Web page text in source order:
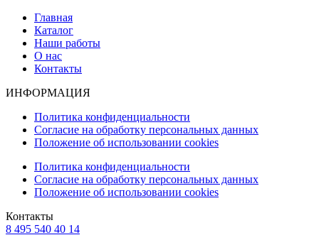
Главная
Каталог
Наши работы
О нас
Контакты
ИНФОРМАЦИЯ
Политика конфиденциальности
Согласие на обработку персональных данных
Положение об использовании cookies
Политика конфиденциальности
Согласие на обработку персональных данных
Положение об использовании cookies
Контакты
8 495 540 40 14